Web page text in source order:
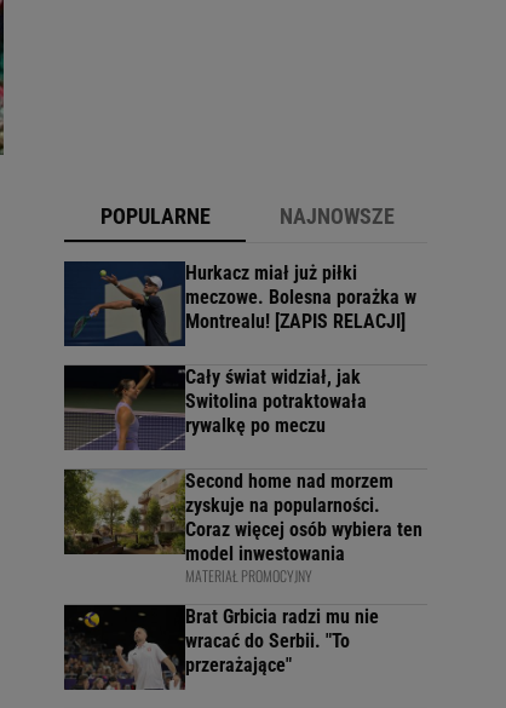
POPULARNE NAJNOWSZE
Hurkacz miał już piłki
meczowe. Bolesna porażka w
Montrealu! [ZAPIS RELACJI]
Cały świat widział, jak
Switolina potraktowała
rywalkę po meczu
Second home nad morzem
zyskuje na popularności.
Coraz więcej osób wybiera ten
model inwestowania
MATERIAŁ PROMOCYJNY
Brat Grbicia radzi mu nie
wracać do Serbii. "To
przerażające"